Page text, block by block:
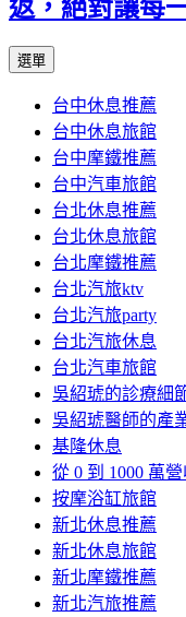
返，絕對讓每
選單
內
容
台中休息推薦
台中休息旅館
台中摩鐵推薦
台中汽車旅館
台北休息推薦
台北休息旅館
台北摩鐵推薦
台北汽旅ktv
台北汽旅party
台北汽旅休息
台北汽車旅館
吳紹琥的診療細
吳紹琥醫師的產
基隆休息
從 0 到 1000 萬
按摩浴缸旅館
新北休息推薦
新北休息旅館
新北摩鐵推薦
新北汽旅推薦